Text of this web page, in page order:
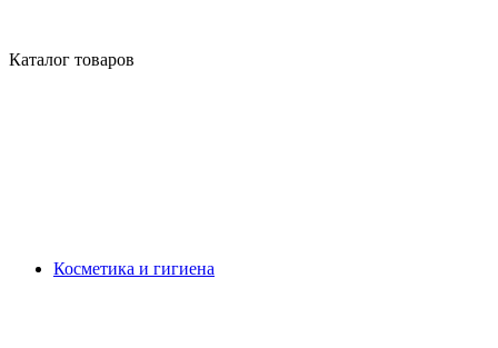
Каталог товаров
Косметика и гигиена